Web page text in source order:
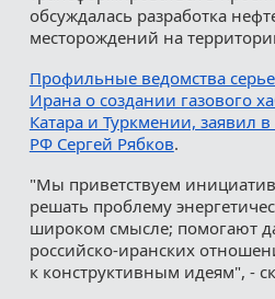
обсуждалась разработка
месторождений на
Профильные ведомства
Ирана о создании газового
Катара и Туркмении, заявил
РФ Сергей Рябков.
"Мы приветствуем
решать проблему
широком смысле; помогают
российско-иранских
к конструктивным идеям", -